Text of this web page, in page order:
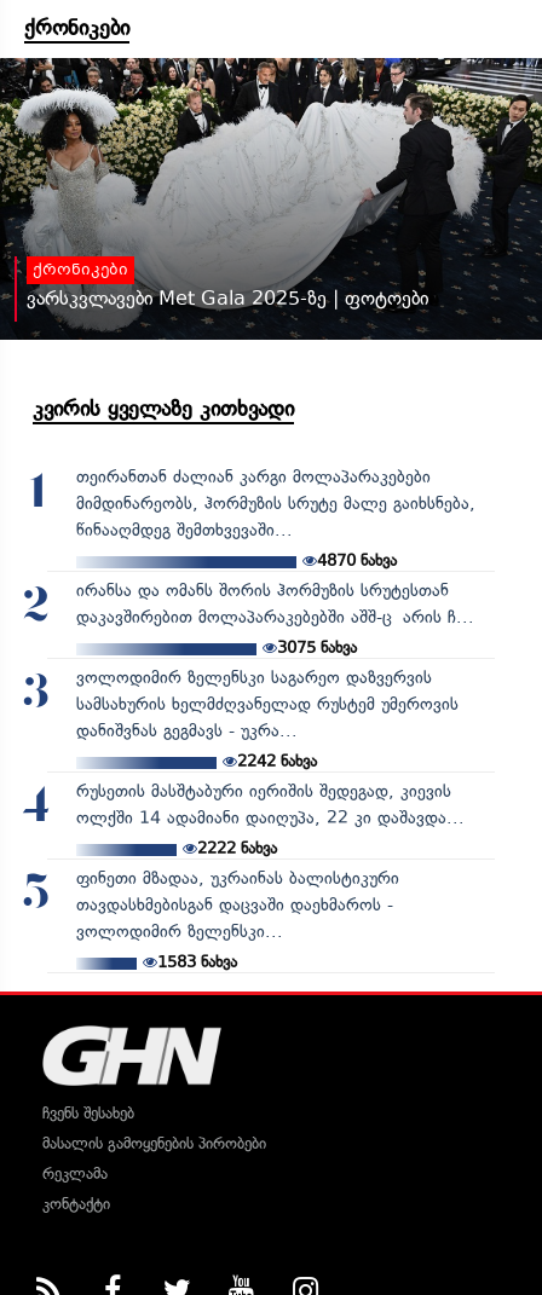
ქრონიკები
ქრონიკები
ვარსკვლავები Met Gala 2025-ზე | ფოტოები
კვირის ყველაზე კითხვადი
1
თეირანთან ძალიან კარგი მოლაპარაკებები
მიმდინარეობს, ჰორმუზის სრუტე მალე გაიხსნება,
წინააღმდეგ შემთხვევაში...
4870ნახვა
2
ირანსა და ომანს შორის ჰორმუზის სრუტესთან
დაკავშირებით მოლაპარაკებებში აშშ-ც არის ჩ...
3075ნახვა
3
ვოლოდიმირ ზელენსკი საგარეო დაზვერვის
სამსახურის ხელმძღვანელად რუსტემ უმეროვის
დანიშვნას გეგმავს - უკრა...
2242ნახვა
4
რუსეთის მასშტაბური იერიშის შედეგად, კიევის
ოლქში 14 ადამიანი დაიღუპა, 22 კი დაშავდა...
2222ნახვა
5
ფინეთი მზადაა, უკრაინას ბალისტიკური
თავდასხმებისგან დაცვაში დაეხმაროს -
ვოლოდიმირ ზელენსკი...
1583ნახვა
ჩვენს შესახებ
მასალის გამოყენების პირობები
რეკლამა
კონტაქტი